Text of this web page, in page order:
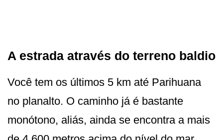
A estrada através do terreno baldio
Você tem os últimos 5 km até Parihuana
no planalto. O caminho já é bastante
monótono, aliás, ainda se encontra a mais